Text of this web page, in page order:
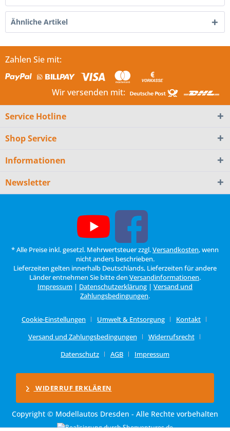
Ähnliche Artikel
Zahlen Sie mit:
Wir versenden mit:
Service Hotline
Shop Service
Informationen
Newsletter
* Alle Preise inkl. gesetzl. Mehrwertsteuer zzgl.Versandkosten, wenn
nicht anders beschrieben.
Lieferzeiten gelten innerhalb Deutschlands, Lieferzeiten für andere
Länder entnehmen Sie bitte den Versandinformationen.
Impressum | Datenschutzerklärung | Versand und
Zahlungsbedingungen.
Cookie-Einstellungen Umwelt & Entsorgung
Kontakt
Versand und Zahlungsbedingungen
Widerrufsrecht
Datenschutz
AGB Impressum
WIDERRUF ERKLÄREN
Copyright © Modellautos Dresden - Alle Rechte vorbehalten